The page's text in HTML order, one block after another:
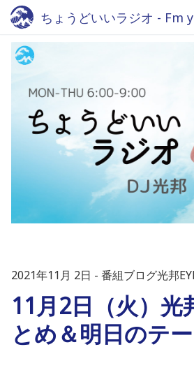
ちょうどいいラジオ - Fm
2021年11月 2日 番組ブログ光邦
11月2日（火）光
とめ＆明日のテ